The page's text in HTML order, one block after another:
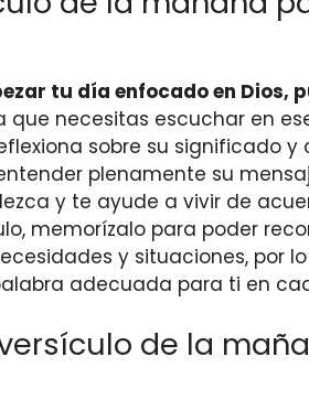
tu día enfocado en Dios,
que necesitas escuchar en
sobre su significado
plenamente su
y te ayude a vivir de
memorízalo para poder
y situaciones, por
adecuada para ti en
de la